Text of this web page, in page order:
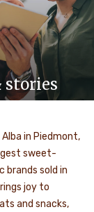
stories
in Piedmont,
sweet-
brands sold in
joy to
and snacks,